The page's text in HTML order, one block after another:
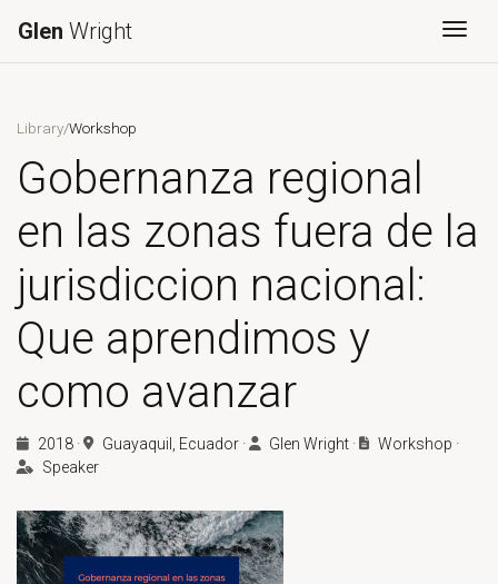
Glen Wright
Library/Workshop
Gobernanza regional
en las zonas fuera de la
jurisdiccion nacional:
Que aprendimos y
como avanzar
2018 · Guayaquil, Ecuador · Glen Wright · Workshop ·
Speaker